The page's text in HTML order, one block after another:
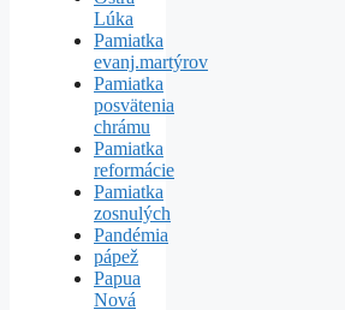
Lúka
Pamiatka
evanj.martýrov
Pamiatka
posvätenia
chrámu
Pamiatka
reformácie
Pamiatka
zosnulých
Pandémia
pápež
Papua
Nová